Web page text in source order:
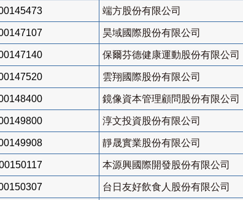
端方股份有限公司
昊域國際股份有限公司
保爾芬德健康運動股份有限公司
雲翔國際股份有限公司
鏡像資本管理顧問股份有限公司
淳文投資股份有限公司
靜晟實業股份有限公司
本源興國際開發股份有限公司
台日友好飲食人股份有限公司